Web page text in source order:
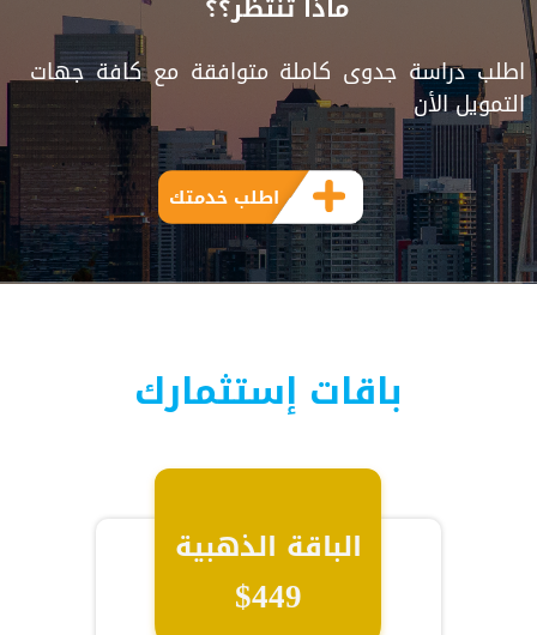
اطلب دراسة جدوى كاملة متوافقة مع كافة جهات
التمويل الأن
اطلب خدمتك
باقات إستثمارك
الباقة الذهبية
$449